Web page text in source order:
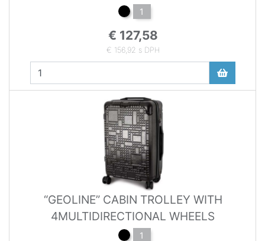
1
€ 127,58
€ 156,92 s DPH
“GEOLINE” CABIN TROLLEY WITH
4MULTIDIRECTIONAL WHEELS
1